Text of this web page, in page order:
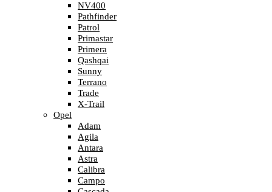
NV400
Pathfinder
Patrol
Primastar
Primera
Qashqai
Sunny
Terrano
Trade
X-Trail
Opel
Adam
Agila
Antara
Astra
Calibra
Campo